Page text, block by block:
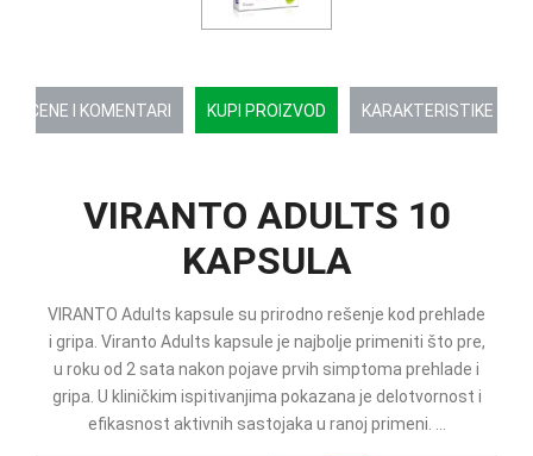
OCENE I KOMENTARI KUPI PROIZVOD KARAKTERISTIKE
VIRANTO ADULTS 10
KAPSULA
VIRANTO Adults kapsule su prirodno rešenje kod prehlade
i gripa. Viranto Adults kapsule je najbolje primeniti što pre,
u roku od 2 sata nakon pojave prvih simptoma prehlade i
gripa. U kliničkim ispitivanjima pokazana je delotvornost i
efikasnost aktivnih sastojaka u ranoj primeni. ...